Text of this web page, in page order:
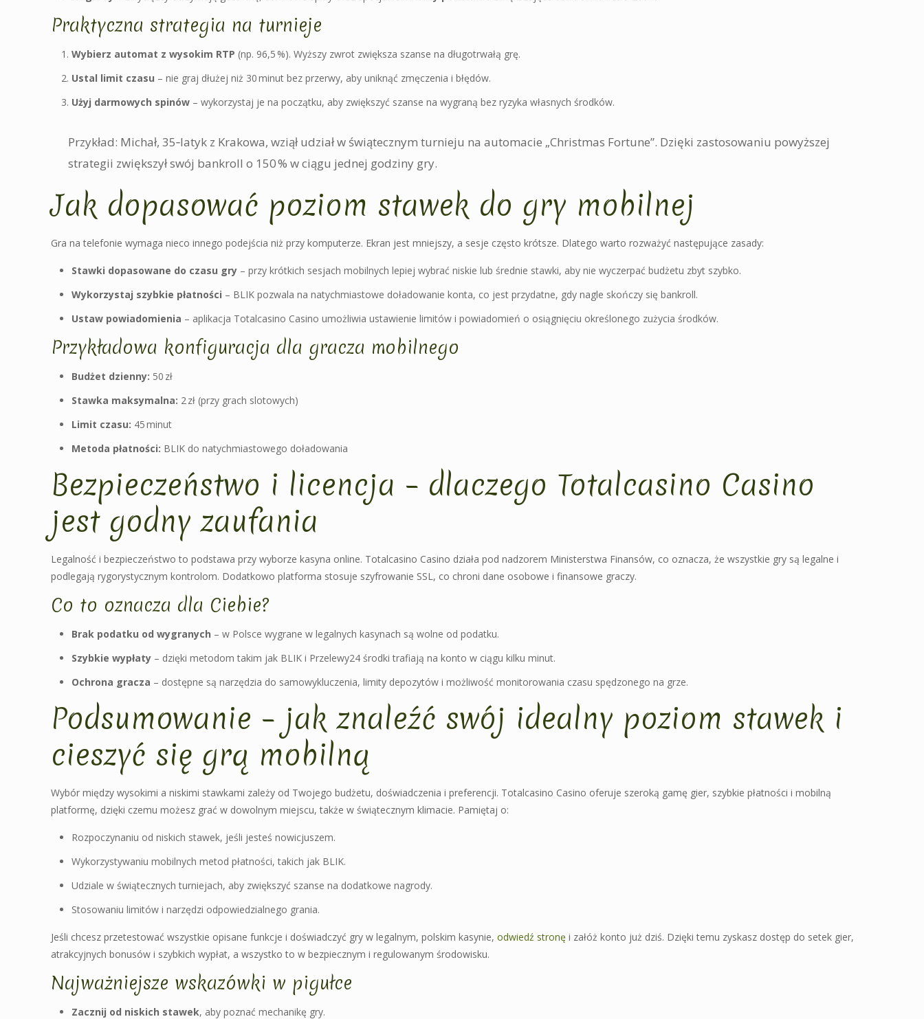
Praktyczna strategia na turnieje
Wybierz automat z wysokim RTP (np. 96,5 %). Wyższy zwrot zwiększa szanse na długotrwałą grę.
Ustal limit czasu – nie graj dłużej niż 30 minut bez przerwy, aby uniknąć zmęczenia i błędów.
Użyj darmowych spinów – wykorzystaj je na początku, aby zwiększyć szanse na wygraną bez ryzyka własnych środków.
Przykład: Michał, 35‑latyk z Krakowa, wziął udział w świątecznym turnieju na automacie „Christmas Fortune”. Dzięki zastosowaniu powyższej
strategii zwiększył swój bankroll o 150 % w ciągu jednej godziny gry.
Jak dopasować poziom stawek do gry mobilnej
Gra na telefonie wymaga nieco innego podejścia niż przy komputerze. Ekran jest mniejszy, a sesje często krótsze. Dlatego warto rozważyć następujące zasady:
Stawki dopasowane do czasu gry – przy krótkich sesjach mobilnych lepiej wybrać niskie lub średnie stawki, aby nie wyczerpać budżetu zbyt szybko.
Wykorzystaj szybkie płatności – BLIK pozwala na natychmiastowe doładowanie konta, co jest przydatne, gdy nagle skończy się bankroll.
Ustaw powiadomienia – aplikacja Totalcasino Casino umożliwia ustawienie limitów i powiadomień o osiągnięciu określonego zużycia środków.
Przykładowa konfiguracja dla gracza mobilnego
Budżet dzienny: 50 zł
Stawka maksymalna: 2 zł (przy grach slotowych)
Limit czasu: 45 minut
Metoda płatności: BLIK do natychmiastowego doładowania
Bezpieczeństwo i licencja – dlaczego Totalcasino Casino
jest godny zaufania
Legalność i bezpieczeństwo to podstawa przy wyborze kasyna online. Totalcasino Casino działa pod nadzorem Ministerstwa Finansów, co oznacza, że wszystkie gry są legalne i
podlegają rygorystycznym kontrolom. Dodatkowo platforma stosuje szyfrowanie SSL, co chroni dane osobowe i finansowe graczy.
Co to oznacza dla Ciebie?
Brak podatku od wygranych – w Polsce wygrane w legalnych kasynach są wolne od podatku.
Szybkie wypłaty – dzięki metodom takim jak BLIK i Przelewy24 środki trafiają na konto w ciągu kilku minut.
Ochrona gracza – dostępne są narzędzia do samowykluczenia, limity depozytów i możliwość monitorowania czasu spędzonego na grze.
Podsumowanie – jak znaleźć swój idealny poziom stawek i
cieszyć się grą mobilną
Wybór między wysokimi a niskimi stawkami zależy od Twojego budżetu, doświadczenia i preferencji. Totalcasino Casino oferuje szeroką gamę gier, szybkie płatności i mobilną
platformę, dzięki czemu możesz grać w dowolnym miejscu, także w świątecznym klimacie. Pamiętaj o:
Rozpoczynaniu od niskich stawek, jeśli jesteś nowicjuszem.
Wykorzystywaniu mobilnych metod płatności, takich jak BLIK.
Udziale w świątecznych turniejach, aby zwiększyć szanse na dodatkowe nagrody.
Stosowaniu limitów i narzędzi odpowiedzialnego grania.
Jeśli chcesz przetestować wszystkie opisane funkcje i doświadczyć gry w legalnym, polskim kasynie,odwiedź stronę i załóż konto już dziś. Dzięki temu zyskasz dostęp do setek gier,
atrakcyjnych bonusów i szybkich wypłat, a wszystko to w bezpiecznym i regulowanym środowisku.
Najważniejsze wskazówki w pigułce
Zacznij od niskich stawek, aby poznać mechanikę gry.